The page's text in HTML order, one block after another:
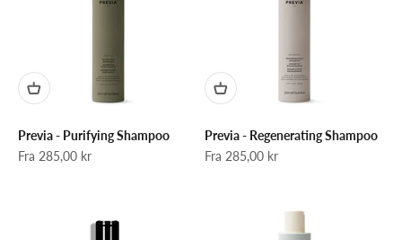
Previa - Purifying Shampoo
Salgspris
Fra 285,00 kr
Previa - Regenerating Shampoo
Salgspris
Fra 285,00 kr